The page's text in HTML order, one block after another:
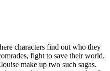
characters find out who they
fight to save their world.
make up two such sagas.